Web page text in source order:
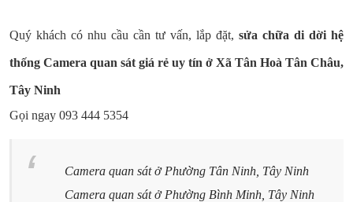
Quý khách có nhu cầu cần tư vấn, lắp đặt, sửa chữa di dời hệ
thống Camera quan sát giá rẻ uy tín ở Xã Tân Hoà Tân Châu,
Tây Ninh
Gọi ngay 093 444 5354
Camera quan sát ở Phường Tân Ninh, Tây Ninh
Camera quan sát ở Phường Bình Minh, Tây Ninh